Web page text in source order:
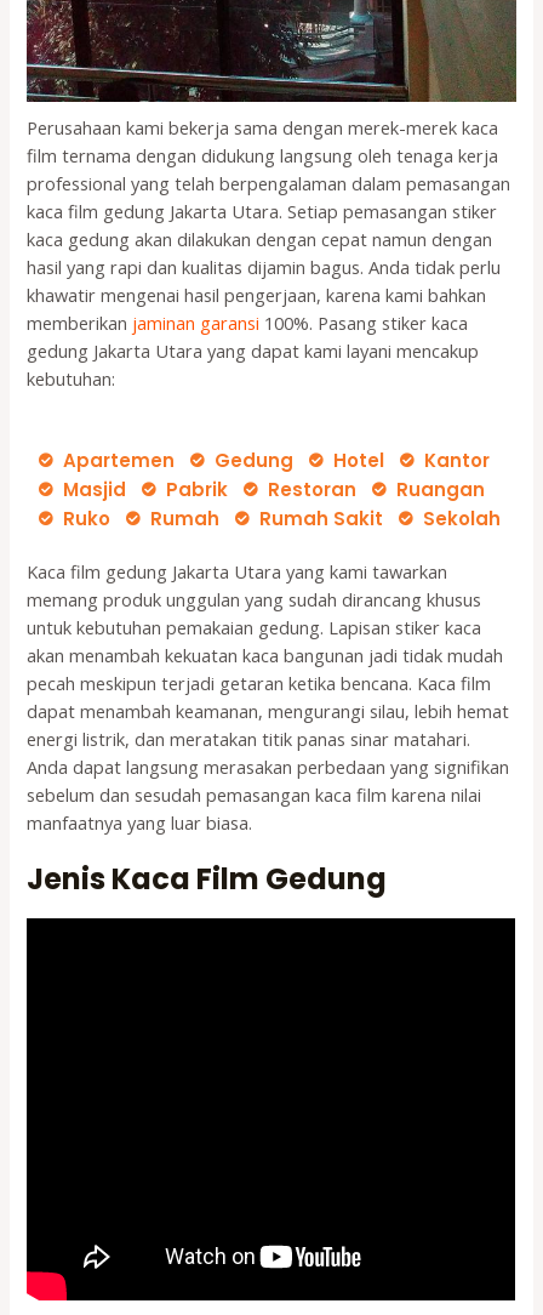
Perusahaan kami bekerja sama dengan merek-merek kaca
film ternama dengan didukung langsung oleh tenaga kerja
professional yang telah berpengalaman dalam pemasangan
kaca film gedung Jakarta Utara. Setiap pemasangan stiker
kaca gedung akan dilakukan dengan cepat namun dengan
hasil yang rapi dan kualitas dijamin bagus. Anda tidak perlu
khawatir mengenai hasil pengerjaan, karena kami bahkan
memberikan jaminan garansi 100%. Pasang stiker kaca
gedung Jakarta Utara yang dapat kami layani mencakup
kebutuhan:
Apartemen Gedung Hotel
Kantor
Masjid
Pabrik Restoran
Ruangan
Ruko
Rumah Rumah Sakit Sekolah
Kaca film gedung Jakarta Utara yang kami tawarkan
memang produk unggulan yang sudah dirancang khusus
untuk kebutuhan pemakaian gedung. Lapisan stiker kaca
akan menambah kekuatan kaca bangunan jadi tidak mudah
pecah meskipun terjadi getaran ketika bencana. Kaca film
dapat menambah keamanan, mengurangi silau, lebih hemat
energi listrik, dan meratakan titik panas sinar matahari.
Anda dapat langsung merasakan perbedaan yang signifikan
sebelum dan sesudah pemasangan kaca film karena nilai
manfaatnya yang luar biasa.
Jenis Kaca Film Gedung